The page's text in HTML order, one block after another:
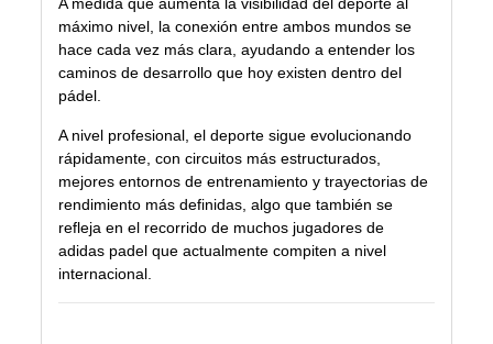
A medida que aumenta la visibilidad del deporte al
máximo nivel, la conexión entre ambos mundos se
hace cada vez más clara, ayudando a entender los
caminos de desarrollo que hoy existen dentro del
pádel.
A nivel profesional, el deporte sigue evolucionando
rápidamente, con circuitos más estructurados,
mejores entornos de entrenamiento y trayectorias de
rendimiento más definidas, algo que también se
refleja en el recorrido de muchos jugadores de
adidas padel que actualmente compiten a nivel
internacional.